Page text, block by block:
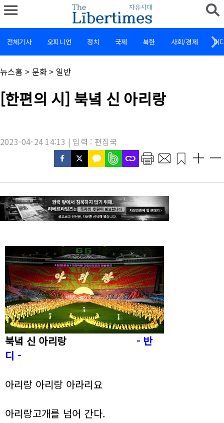
전체기사 오피니언 정치 국제 북한 사회/경제 미
채
널
뉴스홈 > 문화 > 일반
기
제[한편의 시] 북녘 신 아리랑
2023-04-24 14:13 | 입력 : 편집국
북녘 신 아리랑
- 반
디 -
아리랑 아리랑 아라리요
아리랑고개를 넘어 간다.